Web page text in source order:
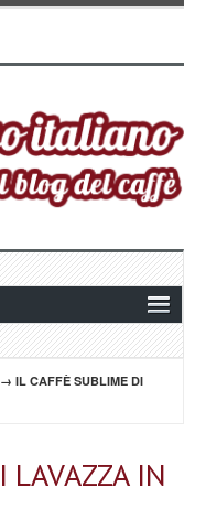
→ IL CAFFÈ SUBLIME DI
LAVAZZA IN